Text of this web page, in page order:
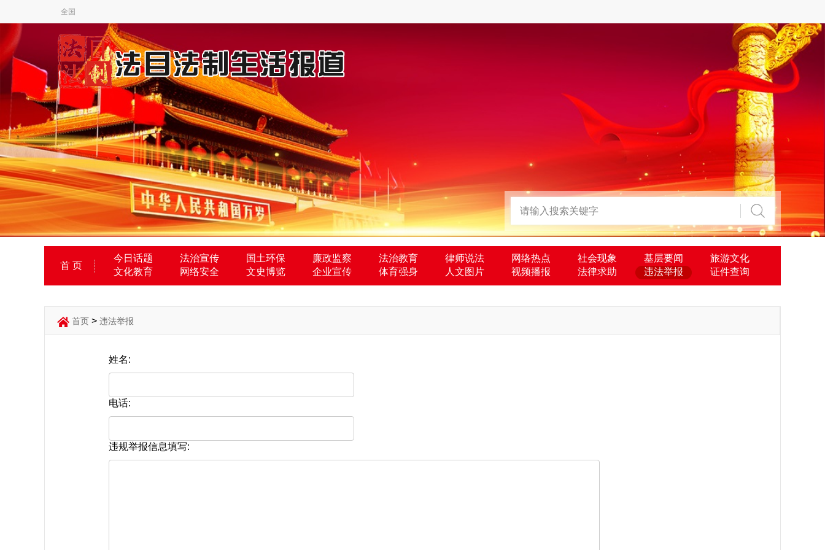
全国
首 页
今日话题 法治宣传 国土环保 廉政监察 法治教育 律师说法 网络热点 社会现象 基层要闻
旅游文化
文化教育
网络安全 文史博览 企业宣传 体育强身 人文图片 视频播报 法律求助 违法举报 证件查询
首页 > 违法举报
姓名:
电话:
违规举报信息填写: